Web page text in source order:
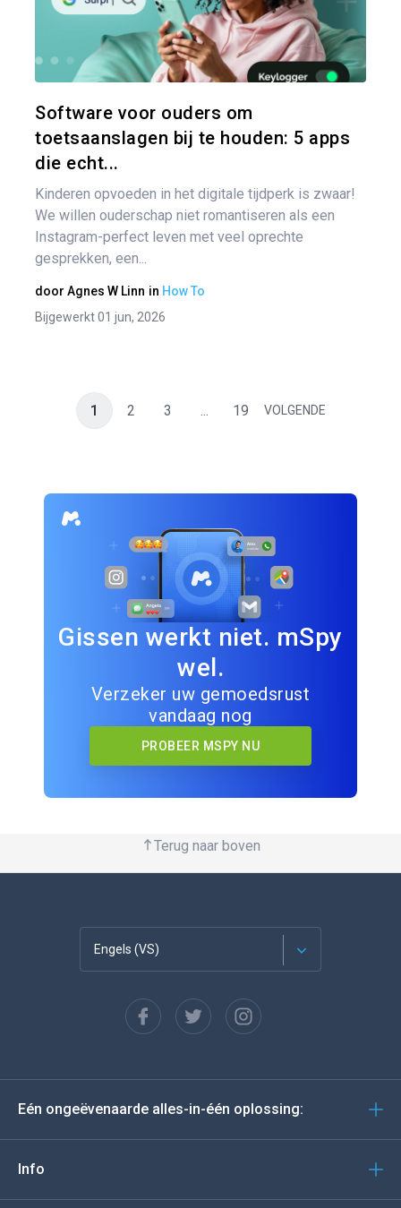
Software voor ouders om
toetsaanslagen bij te houden: 5 apps
die echt...
Kinderen opvoeden in het digitale tijdperk is zwaar!
We willen ouderschap niet romantiseren als een
Instagram-perfect leven met veel oprechte
gesprekken, een...
door Agnes W Linn in How To
Bijgewerkt 01 jun, 2026
1 2 3 ... 19 VOLGENDE
Gissen werkt niet. mSpy
wel.
Verzeker uw gemoedsrust
vandaag nog
PROBEER MSPY NU
Terug naar boven
Engels (VS)
Español
Deutsch
Eén ongeëvenaarde alles-in-één oplossing:
Info